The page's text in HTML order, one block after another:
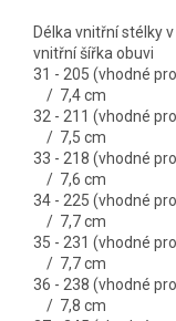
Délka vnitřní
vnitřní šířka obuvi
31 - 205 (vhodné
/ 7,4 cm
32 - 211 (vhodné
/ 7,5 cm
33 - 218 (vhodné
/ 7,6 cm
34 - 225 (vhodné
/ 7,7 cm
35 - 231 (vhodné
/ 7,7 cm
36 - 238 (vhodné
/ 7,8 cm